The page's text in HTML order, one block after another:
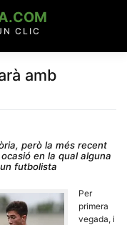
CLIC
amb
però la més recent
en la qual alguna
futbolista
Per
primera
vegada, i